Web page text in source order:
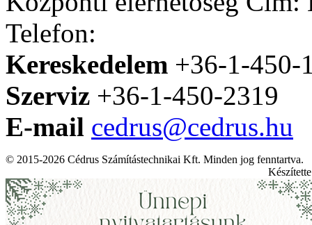
Telefon:
Kereskedelem +36-1-450-
Szerviz +36-1-450-2319
E-mail cedrus@cedrus.hu
© 2015-2026 Cédrus Számítástechnikai Kft. Minden jog fenntartva.